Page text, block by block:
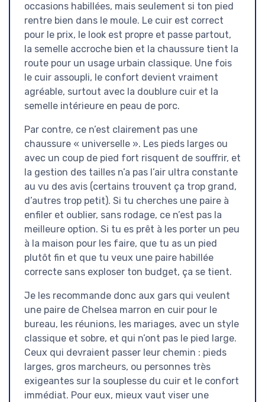
occasions habillées, mais seulement si ton pied
rentre bien dans le moule. Le cuir est correct
pour le prix, le look est propre et passe partout,
la semelle accroche bien et la chaussure tient la
route pour un usage urbain classique. Une fois
le cuir assoupli, le confort devient vraiment
agréable, surtout avec la doublure cuir et la
semelle intérieure en peau de porc.
Par contre, ce n’est clairement pas une
chaussure « universelle ». Les pieds larges ou
avec un coup de pied fort risquent de souffrir, et
la gestion des tailles n’a pas l’air ultra constante
au vu des avis (certains trouvent ça trop grand,
d’autres trop petit). Si tu cherches une paire à
enfiler et oublier, sans rodage, ce n’est pas la
meilleure option. Si tu es prêt à les porter un peu
à la maison pour les faire, que tu as un pied
plutôt fin et que tu veux une paire habillée
correcte sans exploser ton budget, ça se tient.
Je les recommande donc aux gars qui veulent
une paire de Chelsea marron en cuir pour le
bureau, les réunions, les mariages, avec un style
classique et sobre, et qui n’ont pas le pied large.
Ceux qui devraient passer leur chemin : pieds
larges, gros marcheurs, ou personnes très
exigeantes sur la souplesse du cuir et le confort
immédiat. Pour eux, mieux vaut viser une